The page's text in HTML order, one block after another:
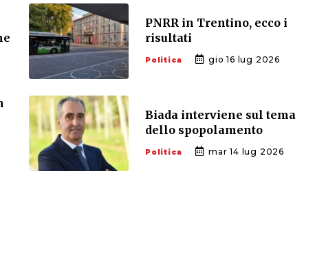
PNRR in Trentino, ecco i
risultati
Politica gio 16 lug 2026
Biada interviene sul tema
dello spopolamento
Politica mar 14 lug 2026